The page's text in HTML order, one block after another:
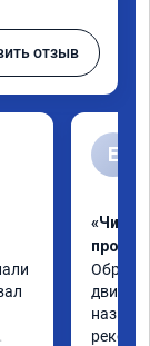
отзыв
Е
«Чип